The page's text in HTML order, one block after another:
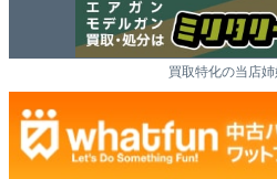
買取特化の当店姉